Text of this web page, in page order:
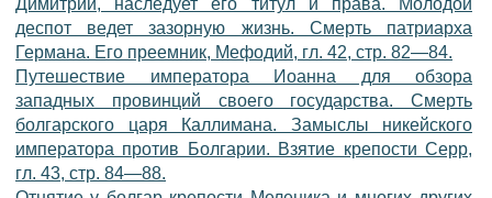
Димитрий, наследует его титул и права. Молодой
деспот ведет зазорную жизнь. Смерть патриарха
Германа. Его преемник, Мефодий, гл. 42, стр. 82—84.
Путешествие императора Иоанна для обзора
западных провинций своего государства. Смерть
болгарского царя Каллимана. Замыслы никейского
императора против Болгарии. Взятие крепости Серр,
гл. 43, стр. 84—88.